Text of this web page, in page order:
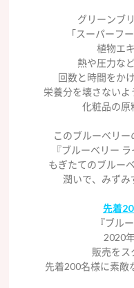
グリーンブ
「スーパーフ
植物エ
熱や圧力な
回数と時間をか
栄養分を壊さない
化粧品の原
このブルーベリ
『ブルーベリー
もぎたてのブルー
潤いで、みずみ
先着
『ブル
2020
販売をス
先着200名様に素敵